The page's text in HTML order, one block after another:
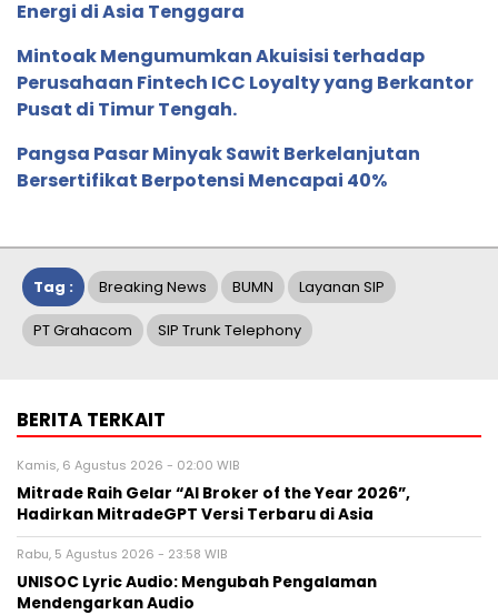
Energi di Asia Tenggara
Mintoak Mengumumkan Akuisisi terhadap
Perusahaan Fintech ICC Loyalty yang Berkantor
Pusat di Timur Tengah.
Pangsa Pasar Minyak Sawit Berkelanjutan
Bersertifikat Berpotensi Mencapai 40%
Tag : Breaking News BUMN Layanan SIP
PT Grahacom SIP Trunk Telephony
BERITA TERKAIT
Kamis, 6 Agustus 2026 - 02:00 WIB
Mitrade Raih Gelar “AI Broker of the Year 2026”,
Hadirkan MitradeGPT Versi Terbaru di Asia
Rabu, 5 Agustus 2026 - 23:58 WIB
UNISOC Lyric Audio: Mengubah Pengalaman
Mendengarkan Audio